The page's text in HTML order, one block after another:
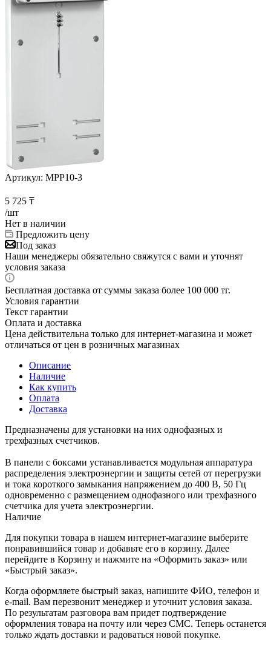
Артикул: MPP10-3
5 725 ₸
/шт
Нет в наличии
Предложить цену
Под заказ
Наши менеджеры обязательно свяжутся с вами и уточнят
условия заказа
Бесплатная доставка от суммы заказа более 100 000 тг.
Условия гарантии
Текст гарантии
Оплата и доставка
Цена действительна только для интернет-магазина и может
отличаться от цен в розничных магазинах
Описание
Наличие
Как купить
Оплата
Доставка
Предназначены для установки на них однофазных и
трехфазных счетчиков.
В панели с боксами устанавливается модульная аппаратура
распределения электроэнергии и защиты сетей от перегрузки
и тока короткого замыкания напряжением до 400 В, 50 Гц
одновременно с размещением однофазного или трехфазного
счетчика для учета электроэнергии.
Наличие
Для покупки товара в нашем интернет-магазине выберите
понравившийся товар и добавьте его в корзину. Далее
перейдите в Корзину и нажмите на «Оформить заказ» или
«Быстрый заказ».
Когда оформляете быстрый заказ, напишите ФИО, телефон и
e-mail. Вам перезвонит менеджер и уточнит условия заказа.
По результатам разговора вам придет подтверждение
оформления товара на почту или через СМС. Теперь останется
только ждать доставки и радоваться новой покупке.